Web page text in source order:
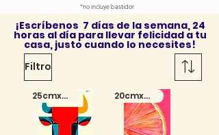
*no incluye bastidor
¡Escríbenos 7 días de la semana, 24
horas al día para llevar felicidad a tu
casa, justo cuando lo necesites!
Filtro
25cmx35cm 20cmx40cm